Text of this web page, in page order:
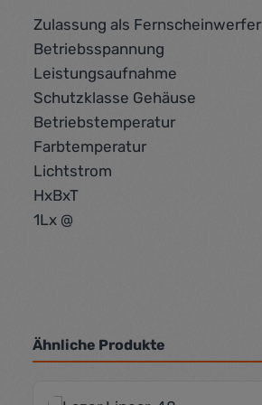
Zulassung als Fernscheinwerfer
Betriebsspannung
Leistungsaufnahme
Schutzklasse Gehäuse
Betriebstemperatur
Farbtemperatur
Lichtstrom
HxBxT
1Lx @
Ähnliche Produkte